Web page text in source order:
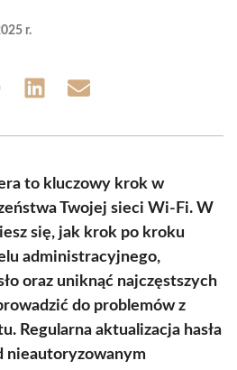
r.
Share Share
to kluczowy krok w
Twojej sieci Wi-Fi. W
się, jak krok po kroku
administracyjnego,
oraz uniknąć najczęstszych
do problemów z
Regularna aktualizacja hasła
nieautoryzowanym